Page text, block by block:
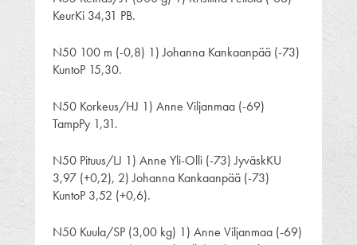
KeurKi 34,31 PB.
N50 100 m (-0,8) 1) Johanna Kankaanpää (-73)
KuntoP 15,30.
N50 Korkeus/HJ 1) Anne Viljanmaa (-69)
TampPy 1,31.
N50 Pituus/LJ 1) Anne Yli-Olli (-73) JyväskKU
3,97 (+0,2), 2) Johanna Kankaanpää (-73)
KuntoP 3,52 (+0,6).
N50 Kuula/SP (3,00 kg) 1) Anne Viljanmaa (-69)